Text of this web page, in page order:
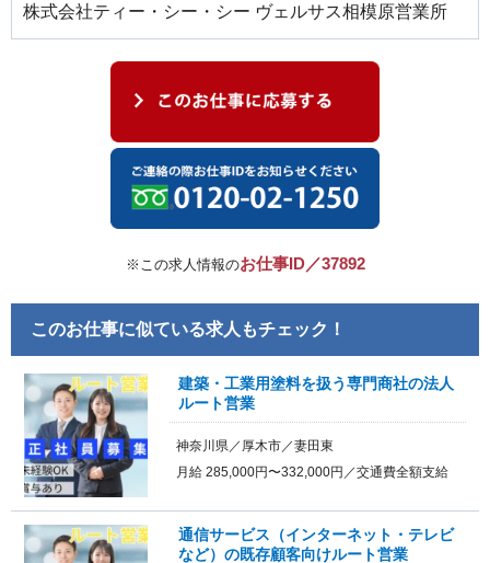
株式会社ティー・シー・シー ヴェルサス相模原営業所
※この求人情報のお仕事ID／37892
このお仕事に似ている求人もチェック！
建築・工業用塗料を扱う専門商社の法人
ルート営業
神奈川県／厚木市／妻田東
月給 285,000円〜332,000円／交通費全額支給
通信サービス（インターネット・テレビ
など）の既存顧客向けルート営業